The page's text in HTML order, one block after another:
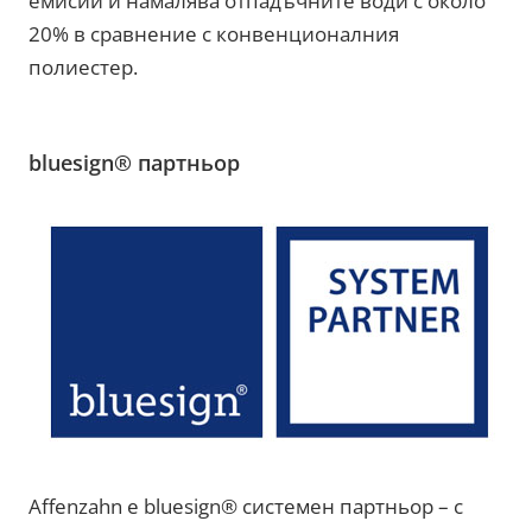
20% в сравнение с конвенционалния
полиестер.
bluesign® партньор
Affenzahn е bluesign® системен партньор – с